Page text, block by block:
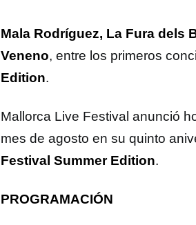
Mala Rodríguez, La Fura dels
Veneno, entre los primeros
Edition.
Mallorca Live Festival anunció
mes de agosto en su quinto
Festival Summer Edition.
PROGRAMACIÓN